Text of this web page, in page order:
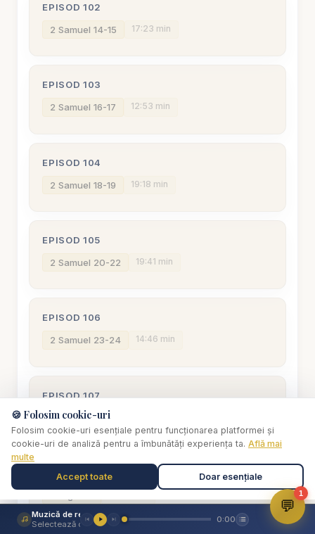
EPISOD 102
2 Samuel 14-15 17:23 min
EPISOD 103
2 Samuel 16-17 12:53 min
EPISOD 104
2 Samuel 18-19 19:18 min
EPISOD 105
2 Samuel 20-22 19:41 min
EPISOD 106
2 Samuel 23-24 14:46 min
EPISOD 107
1 Regi 1 14:06 min
EPISOD 108
Muzică de relaxare
Selectează o piesă
0:00
🍪 Folosim cookie-uri
Folosim cookie-uri esențiale pentru funcționarea platformei și
cookie-uri de analiză pentru a îmbunătăți experiența ta. Află mai
multe
Accept toate
Doar esențiale
💬
1